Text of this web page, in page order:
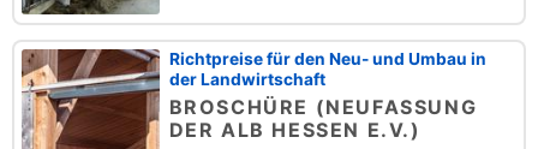
Richtpreise für den Neu- und Umbau in
der Landwirtschaft
BROSCHÜRE (NEUFASSUNG
DER ALB HESSEN E.V.)